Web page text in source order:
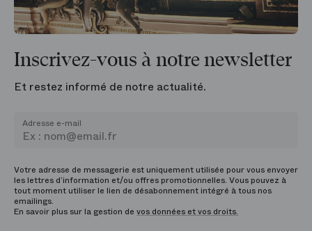
Inscrivez-vous à notre newsletter
Et restez informé de notre actualité.
Adresse e-mail
Votre adresse de messagerie est uniquement utilisée pour vous envoyer
les lettres d’information et/ou offres promotionnelles. Vous pouvez à
tout moment utiliser le lien de désabonnement intégré à tous nos
emailings.
En savoir plus sur la gestion de vos données et vos droits.